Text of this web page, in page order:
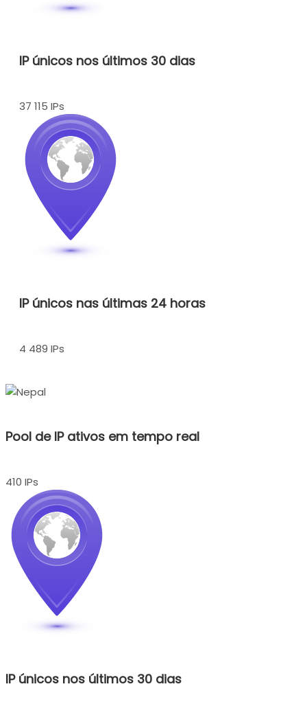
IP únicos nos últimos 30 dias
37 115 IPs
IP únicos nas últimas 24 horas
4 489 IPs
Pool de IP ativos em tempo real
410 IPs
IP únicos nos últimos 30 dias